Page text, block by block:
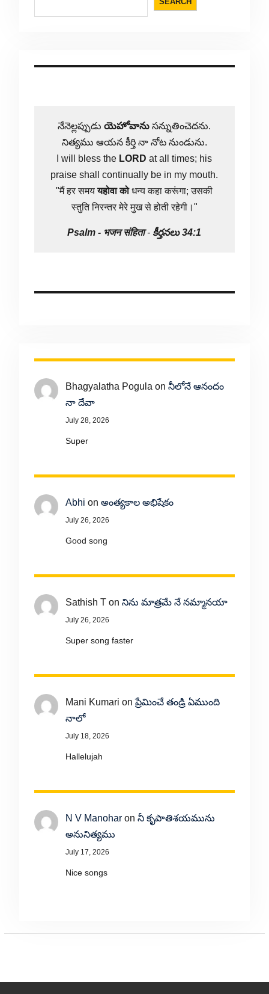
నేనెల్లప్పుడుయెహోవాను సన్నుతించెదను.
నిత్యము ఆయన కీర్తి నా నోట నుండును.
I will bless the LORD at all times; his
praise shall continually be in my mouth.
"मैं हर समययहोवा कोधन्य कहा करूंगा; उसकी
स्तुति निरन्तर मेरे मुख से होती रहेगी।"
Psalm - भजन संहिता- కీర్తనలు 34:1
Bhagyalatha Pogula on నీలోనే ఆనందం
నా దేవా
July 28, 2026
Super
Abhi on అంత్యకాల అభిషేకం
July 26, 2026
Good song
Sathish Ton నిను మాత్రమే నే నమ్మానయా
July 26, 2026
Super song faster
Mani Kumari onప్రేమించే తండ్రి ఏముంది
నాలో
July 18, 2026
Hallelujah
N V Manoharon నీ కృపాతిశయమును
అనునిత్యము
July 17, 2026
Nice songs